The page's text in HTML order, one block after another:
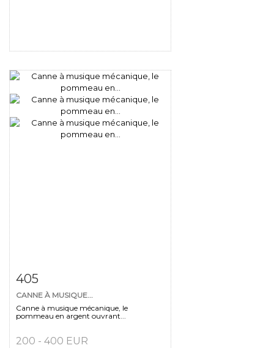
Fiche détaillée
405
CANNE À MUSIQUE...
Canne à musique mécanique, le
pommeau en argent ouvrant...
200 - 400 EUR